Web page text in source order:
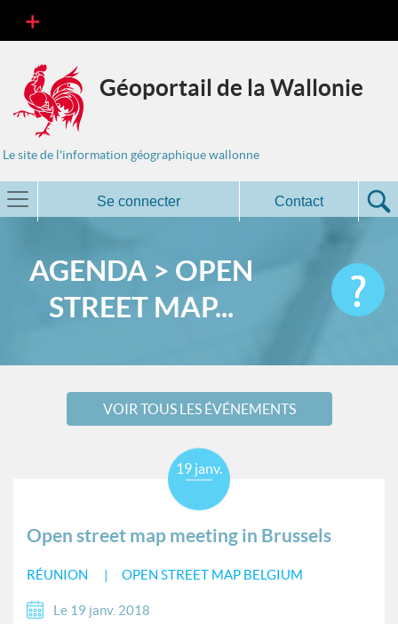
Géoportail de la Wallonie
Le site de l'information géographique wallonne
Se connecter Contact
AGENDA > OPEN
STREET MAP...
VOIR TOUS LES ÉVÉNEMENTS
Open street map meeting in Brussels
RÉUNION OPEN STREET MAP BELGIUM
19 janv.
Le 19 janv. 2018